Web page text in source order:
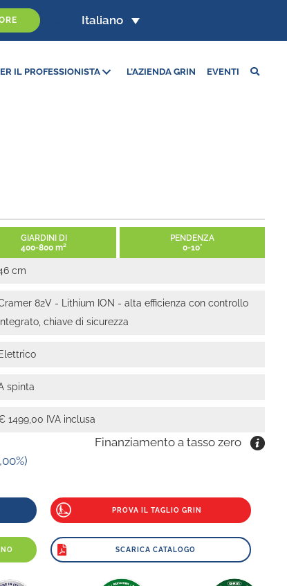
Italiano
IL PROFESSIONISTA L’AZIENDA GRIN EVENTI
GIARDINI DI
400-800 m²
PENDENZA
0-10°
cm
82V - Lithium ION - alta efficienza con controllo
chiave di sicurezza
Elettrico
spinta
1499,00 IVA inclusa
Finanziamento a tasso zero
PROVA IL TAGLIO GRIN
SCARICA CATALOGO